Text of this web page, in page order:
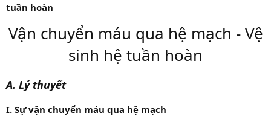
tuần hoàn
Vận chuyển máu qua hệ mạch - Vệ
sinh hệ tuần hoàn
A. Lý thuyết
I. Sự vận chuyển máu qua hệ mạch